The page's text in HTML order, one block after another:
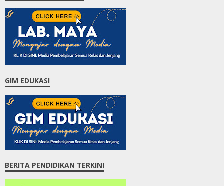
GIM EDUKASI
BERITA PENDIDIKAN TERKINI